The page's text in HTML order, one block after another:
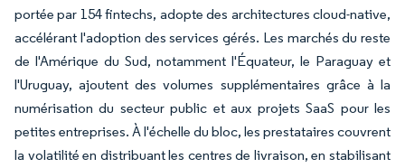
portée par 154 fintechs, adopte des architectures cloud-native,
accélérant l'adoption des services gérés. Les marchés du reste
de l'Amérique du Sud, notamment l'Équateur, le Paraguay et
l'Uruguay, ajoutent des volumes supplémentaires grâce à la
numérisation du secteur public et aux projets SaaS pour les
petites entreprises. À l'échelle du bloc, les prestataires couvrent
la volatilité en distribuant les centres de livraison, en stabilisant